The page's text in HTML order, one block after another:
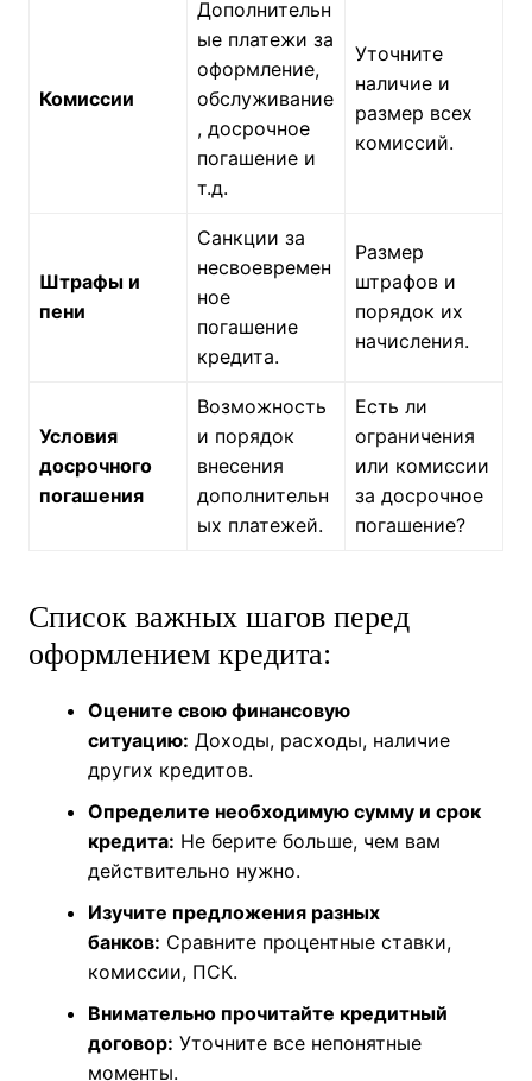
заемщик
должен
вносить
каждый
месяц.
30-40% от
Комиссии
Дополнительн
оформление,
обслуживание
, досрочное
погашение и
т.д.
наличие и
размер всех
комиссий.
пени
Санкции за
несвоевремен
ное
погашение
кредита.
штрафов и
начисления.
Условия
досрочного
погашения
и порядок
дополнительн
ограничения
или комиссии
Список важных шагов перед
оформлением кредита:
Оцените свою финансовую
ситуацию:Доходы, расходы, наличие
других кредитов.
Определите необходимую сумму и срок
кредита:Не берите больше, чем вам
действительно нужно.